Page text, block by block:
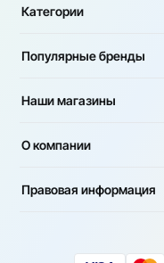
Категории
Популярные бренды
Наши магазины
О компании
Правовая информация